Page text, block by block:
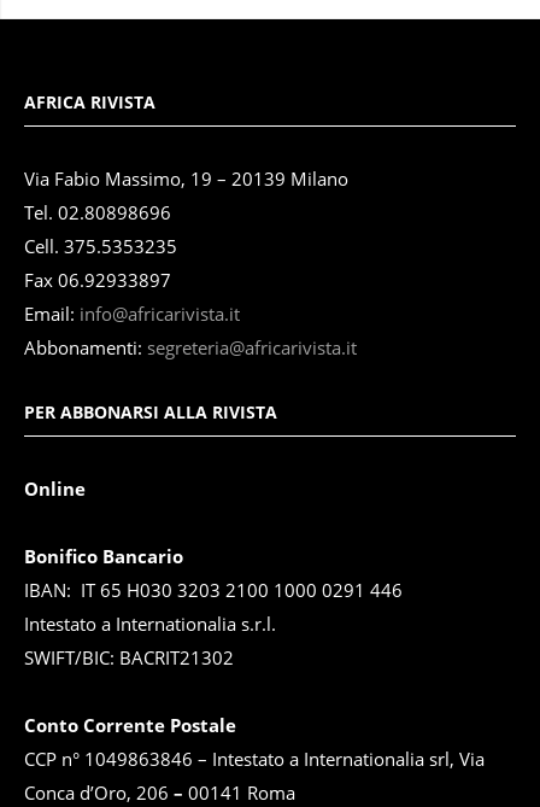
AFRICA RIVISTA
Via Fabio Massimo, 19 – 20139 Milano
Tel. 02.80898696
Cell. 375.5353235
Fax 06.92933897
Email: info@africarivista.it
Abbonamenti: segreteria@africarivista.it
PER ABBONARSI ALLA RIVISTA
Online
Bonifico Bancario
IBAN: IT 65 H030 3203 2100 1000 0291 446
Intestato a Internationalia s.r.l.
SWIFT/BIC: BACRIT21302
Conto Corrente Postale
CCP n° 1049863846 – Intestato a Internationalia srl, Via
Conca d’Oro, 206 – 00141 Roma